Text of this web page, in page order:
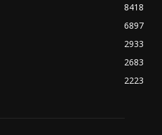
8418
6897
2933
2683
2223